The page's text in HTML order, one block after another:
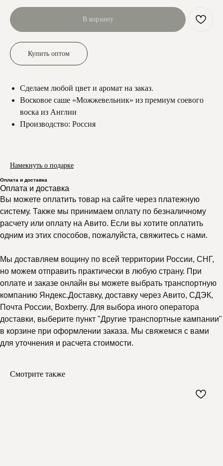
В корзину
Купить оптом
Сделаем любой цвет и аромат на заказ.
Восковое саше «Можжевельник» из премиум соевого
воска из Англии
Производство: Россия
Намекнуть о подарке
Оплата и доставка
Оплата и доставка
Вы можете оплатить товар на сайте через платежную
систему. Также мы принимаем оплату по безналичному
расчету или оплату на Авито. Если вы хотите оплатить
одним из этих способов, пожалуйста, свяжитесь с нами.
Мы доставляем вощину по всей территории России, СНГ,
но можем отправить практически в любую страну. При
оплате и заказе онлайн вы можете выбрать транспортную
компанию Яндекс.Доставку, доставку через Авито, СДЭК,
Почта России, Boxberry. Для выбора иного оператора
доставки, выберите пункт "Другие транспортные кампании"
в корзине при оформлении заказа. Мы свяжемся с вами
для уточнения и расчета стоимости.
Смотрите также